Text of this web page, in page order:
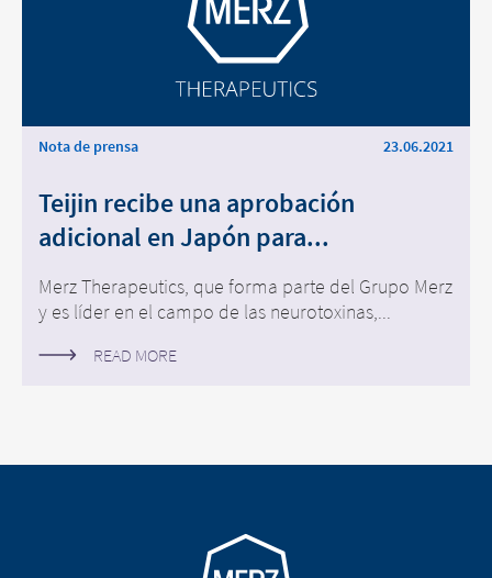
Nota de prensa 23.06.2021
Teijin recibe una aprobación
adicional en Japón para...
Merz Therapeutics, que forma parte del Grupo Merz
y es líder en el campo de las neurotoxinas,...
READ MORE
Go to homepage